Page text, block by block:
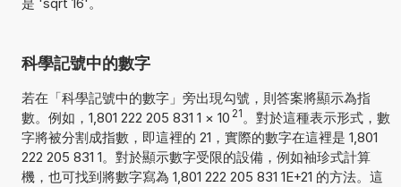
科學記號中的數字
若在「科學記號中的數字」旁出現勾號，則答案將顯示為指
數。例如，1,801 222 205 831 1 × 10 21。對於這種表示形式，數
字將被分割成指數，即這裡的 21，實際的數字在這裡是 1,801
222 205 831 1。對於顯示數字受限的設備，例如袖珍式計算
機，也可找到將數字寫為 1,801 222 205 831 1E+21 的方法。這